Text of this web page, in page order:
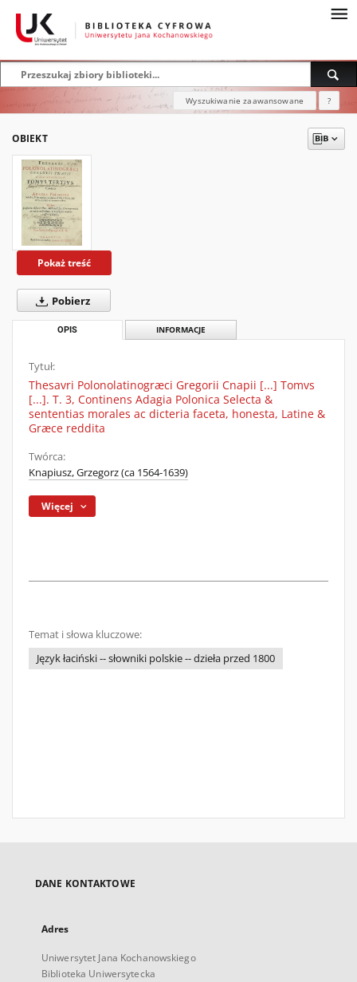
Wyszukiwanie zaawansowane ?
OBIEKT
Pokaż treść
Pobierz
OPIS INFORMACJE
Tytuł:
Thesavri Polonolatinogræci Gregorii Cnapii [...] Tomvs
[...]. T. 3, Continens Adagia Polonica Selecta &
sententias morales ac dicteria faceta, honesta, Latine &
Græce reddita
Twórca:
Knapiusz, Grzegorz (ca 1564-1639)
Więcej
Temat i słowa kluczowe:
Język łaciński -- słowniki polskie -- dzieła przed 1800
DANE KONTAKTOWE
Adres
Uniwersytet Jana Kochanowskiego
Biblioteka Uniwersytecka